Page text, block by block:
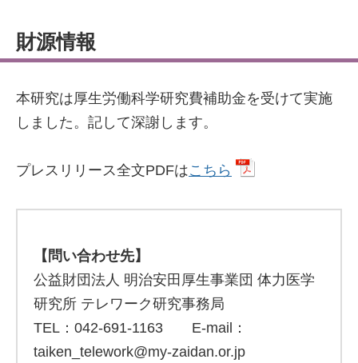
財源情報
本研究は厚生労働科学研究費補助金を受けて実施
しました。記して深謝します。
プレスリリース全文PDFはこちら
【問い合わせ先】
公益財団法人 明治安田厚生事業団 体力医学
研究所 テレワーク研究事務局
TEL：042-691-1163 E-mail：
taiken_telework@my-zaidan.or.jp